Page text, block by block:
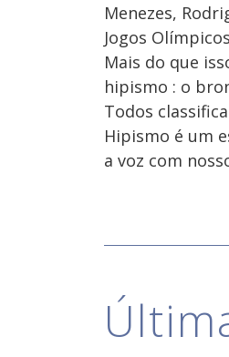
Menezes,
Jogos
Mais do que
hipismo : o
Todos
Hipismo é um
a voz com